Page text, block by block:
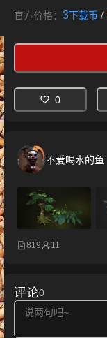
官方价格： 3下载币 /
0
不爱喝水的鱼
819 11
评论0